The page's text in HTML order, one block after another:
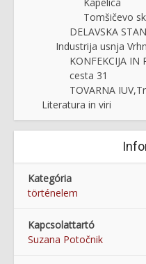
Tomšičevo
DELAVSKA
Industrija usnja
KONFEKCIJA IN
cesta 31
TOVARNA
Literatura in viri
Kategória
történelem
Kapcsolattartó
Suzana Potočnik